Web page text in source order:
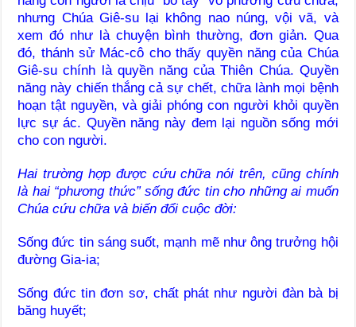
nhưng Chúa Giê-su lại không nao núng, vội vã, và
xem đó như là chuyện bình thường, đơn giản. Qua
đó, thánh sử Mác-cô cho thấy quyền năng của Chúa
Giê-su chính là quyền năng của Thiên Chúa. Quyền
năng này chiến thắng cả sự chết, chữa lành mọi bệnh
hoạn tật nguyền, và giải phóng con người khỏi quyền
lực sự ác. Quyền năng này đem lại nguồn sống mới
cho con người.
Hai trường hợp được cứu chữa nói trên, cũng chính
là hai “phương thức” sống đức tin cho những ai muốn
Chúa cứu chữa và biến đổi cuộc đời:
Sống đức tin sáng suốt, mạnh mẽ như ông trưởng hội
đường Gia-ia;
Sống đức tin đơn sơ, chất phát như người đàn bà bị
băng huyết;